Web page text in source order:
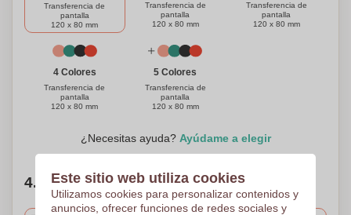
Transferencia de
pantalla
120 x 80 mm
Transferencia de
pantalla
120 x 80 mm
Transferencia de
pantalla
120 x 80 mm
4 Colores
Transferencia de
pantalla
120 x 80 mm
5 Colores
Transferencia de
pantalla
120 x 80 mm
¿Necesitas ayuda? Ayúdame a elegir
4. Elige tu cantidad
Este sitio web utiliza cookies
Utilizamos cookies para personalizar contenidos y
anuncios, ofrecer funciones de redes sociales y